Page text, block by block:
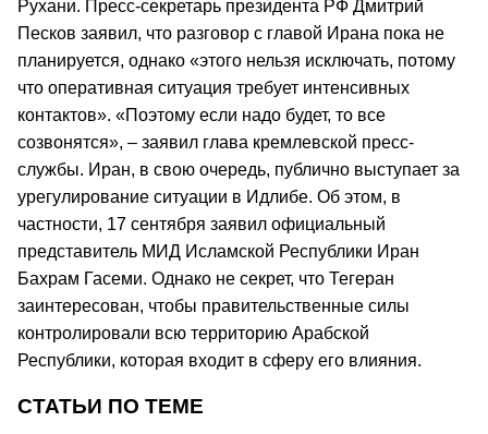
Рухани. Пресс-секретарь президента РФ Дмитрий
Песков заявил, что разговор с главой Ирана пока не
планируется, однако «этого нельзя исключать, потому
что оперативная ситуация требует интенсивных
контактов». «Поэтому если надо будет, то все
созвонятся», – заявил глава кремлевской пресс-
службы. Иран, в свою очередь, публично выступает за
урегулирование ситуации в Идлибе. Об этом, в
частности, 17 сентября заявил официальный
представитель МИД Исламской Республики Иран
Бахрам Гасеми. Однако не секрет, что Тегеран
заинтересован, чтобы правительственные силы
контролировали всю территорию Арабской
Республики, которая входит в сферу его влияния.
СТАТЬИ ПО ТЕМЕ